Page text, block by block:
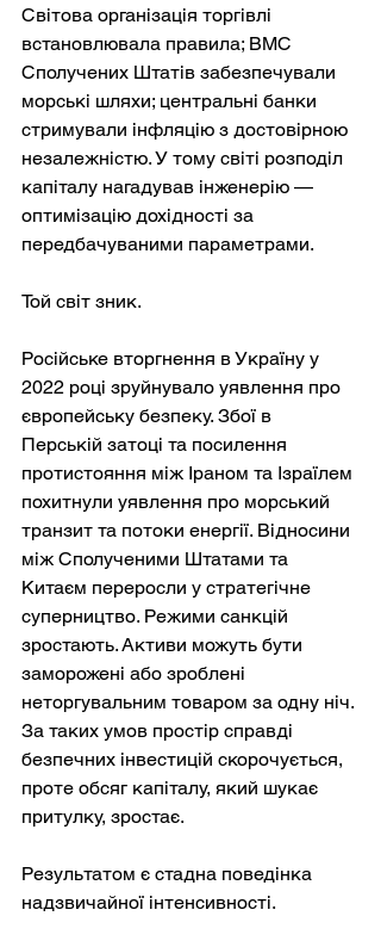
Світова організація торгівлі
встановлювала правила; ВМС
Сполучених Штатів забезпечували
морські шляхи; центральні банки
стримували інфляцію з достовірною
незалежністю. У тому світі розподіл
капіталу нагадував інженерію —
оптимізацію дохідності за
передбачуваними параметрами.
Той світ зник.
Російське вторгнення в Україну у
2022 році зруйнувало уявлення про
європейську безпеку. Збої в
Перській затоці та посилення
протистояння між Іраном та Ізраїлем
похитнули уявлення про морський
транзит та потоки енергії. Відносини
між Сполученими Штатами та
Китаєм переросли у стратегічне
суперництво. Режими санкцій
зростають. Активи можуть бути
заморожені або зроблені
неторгувальним товаром за одну ніч.
За таких умов простір справді
безпечних інвестицій скорочується,
проте обсяг капіталу, який шукає
притулку, зростає.
Результатом є стадна поведінка
надзвичайної інтенсивності.